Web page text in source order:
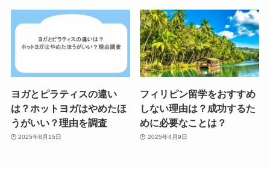
ヨガとピラティスの違い
は？ホットヨガはやめたほ
うがいい？理由を調査
2025年8月15日
フィリピン留学をおすすめ
しない理由は？成功するた
めに必要なことは？
2025年4月9日